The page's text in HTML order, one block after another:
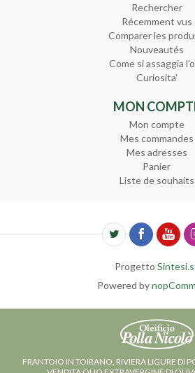
Rechercher
Récemment vus
Comparer les
Nouveautés
Come si assaggia
Curiosita'
MON
Mon compte
Mes commandes
Mes adresses
Panier
Liste de souhaits
Progetto
Powered by
FRANTOIO IN TOIRANO, RIVIERA LIGURE DI